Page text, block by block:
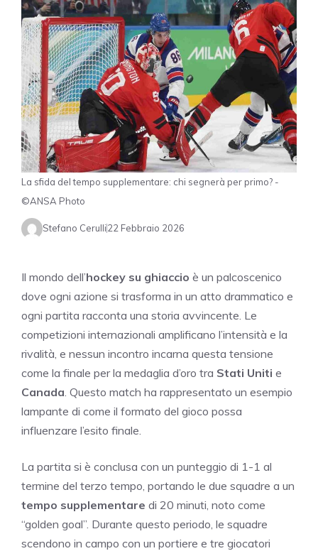
La sfida del tempo supplementare: chi segnerà per primo? -
©ANSA Photo
Stefano Cerulli22 Febbraio 2026
Il mondo dell’hockey su ghiaccio è un palcoscenico
dove ogni azione si trasforma in un atto drammatico e
ogni partita racconta una storia avvincente. Le
competizioni internazionali amplificano l’intensità e la
rivalità, e nessun incontro incarna questa tensione
come la finale per la medaglia d’oro tra Stati Uniti e
Canada . Questo match ha rappresentato un esempio
lampante di come il formato del gioco possa
influenzare l’esito finale.
La partita si è conclusa con un punteggio di 1-1 al
termine del terzo tempo, portando le due squadre a un
tempo supplementare di 20 minuti, noto come
“golden goal”. Durante questo periodo, le squadre
scendono in campo con un portiere e tre giocatori